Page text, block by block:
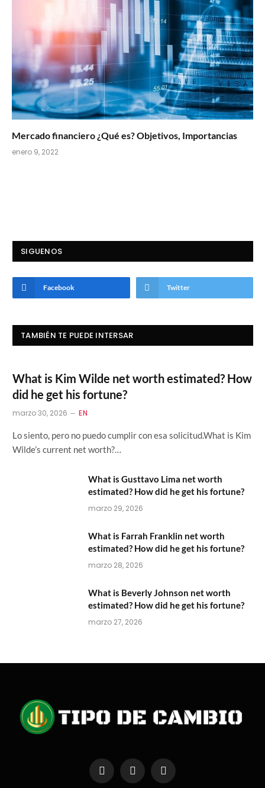
Mercado financiero ¿Qué es? Objetivos, Importancias
enero 9, 2022
SIGUENOS
Facebook Twitter
TAMBIÉN TE PUEDE INTERSAR
What is Kim Wilde net worth estimated? How
did he get his fortune?
marzo 30, 2026 EN
Lo siento, pero no puedo cumplir con esa solicitud.What is Kim
Wilde’s current net worth?…
What is Gusttavo Lima net worth
estimated? How did he get his fortune?
marzo 29, 2026
What is Farrah Franklin net worth
estimated? How did he get his fortune?
marzo 28, 2026
What is Beverly Johnson net worth
estimated? How did he get his fortune?
marzo 27, 2026
FacebookX
Instagram